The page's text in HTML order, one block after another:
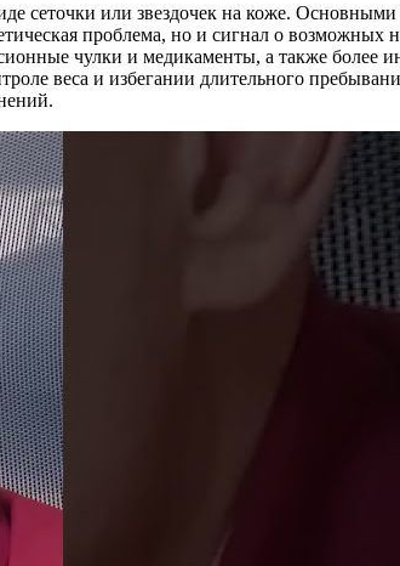
сеточки или звездочек на коже.
проблема, но и сигнал о возможных
чулки и медикаменты, а также более
веса и избегании длительного